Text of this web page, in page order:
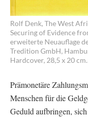
Rolf Denk, The West
Securing of Evidence
erweiterte Neuauflage
Tredition GmbH,
Hardcover, 28,5 x 20
Prämonetäre
Menschen für die
Geduld aufbringen,